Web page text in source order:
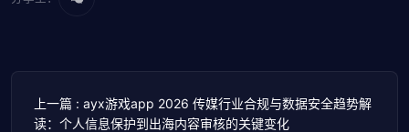
上一篇 : ayx游戏app 2026 传媒行业合规与数据安全趋势解
读：个人信息保护到出海内容审核的关键变化